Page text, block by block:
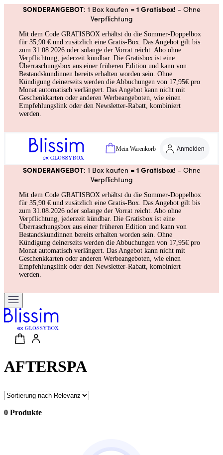
SONDERANGEBOT: 1 Box kaufen = 1 Gratisbox! - Ohne
Verpflichtung
Mit dem Code GRATISBOX erhältst du die Sommer-Doppelbox
für 35,90 € und zusätzlich eine Gratis-Box. Das Angebot gilt bis
zum 31.08.2026 oder solange der Vorrat reicht. Abo ohne
Verpflichtung, jederzeit kündbar. Die Gratisbox ist eine
Überraschungsbox aus einer früheren Edition und kann von
Bestandskundinnen bereits erhalten worden sein. Ohne
Kündigung deinerseits werden die Abbuchungen von 17,95€ pro
Monat automatisch verlängert. Das Angebot kann nicht mit
Geschenkkarten oder anderen Werbeangeboten, wie einen
Empfehlungslink oder den Newsletter-Rabatt, kombiniert
werden.
Mein Warenkorb Anmelden
SONDERANGEBOT: 1 Box kaufen = 1 Gratisbox! - Ohne
Verpflichtung
Mit dem Code GRATISBOX erhältst du die Sommer-Doppelbox
für 35,90 € und zusätzlich eine Gratis-Box. Das Angebot gilt bis
zum 31.08.2026 oder solange der Vorrat reicht. Abo ohne
Verpflichtung, jederzeit kündbar. Die Gratisbox ist eine
Überraschungsbox aus einer früheren Edition und kann von
Bestandskundinnen bereits erhalten worden sein. Ohne
Kündigung deinerseits werden die Abbuchungen von 17,95€ pro
Monat automatisch verlängert. Das Angebot kann nicht mit
Geschenkkarten oder anderen Werbeangeboten, wie einen
Empfehlungslink oder den Newsletter-Rabatt, kombiniert
werden.
AFTERSPA
0 Produkte